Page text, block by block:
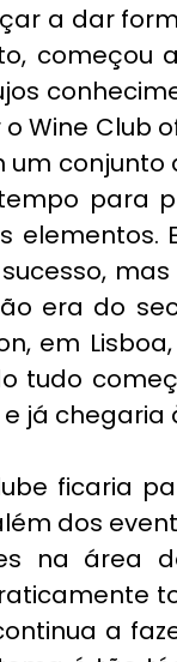
a dar
começou
Wine Club
para
elementos.
era do
em
tudo
já chegaria
ficaria
dos
na área
a